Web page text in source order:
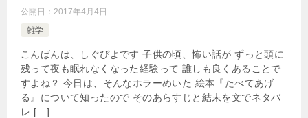
公開日： 2017年4月4日
雑学
こんばんは、しぐぴよです 子供の頃、怖い話が ずっと頭に
残って夜も眠れなくなった経験って 誰しも良くあることで
すよね？ 今日は、そんなホラーめいた 絵本『たべてあげ
る』について知ったので そのあらすじと結末を文でネタバ
レ […]